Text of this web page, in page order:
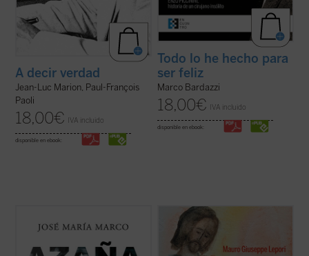
A decir verdad
Jean-Luc Marion, Paul-François
Paoli
18,00€ IVA incluido
disponible en ebook:
Todo lo he hecho para
ser feliz
Marco Bardazzi
18,00€ IVA incluido
disponible en ebook:
María Marco, autor hace ya treinta años de
una de las más importantes biografías de
Manuel Azaña, ha compuesto este nuevo
ensayo histórico-político sobre el escritor y
San José fue llamado a materializar la
paternidad de Dios hacia el Hijo encarnado.
Una vocación, un camino, vividos en el
silencio, porque tendía a la escucha de una
Palabra que se hizo Presencia en su casa.